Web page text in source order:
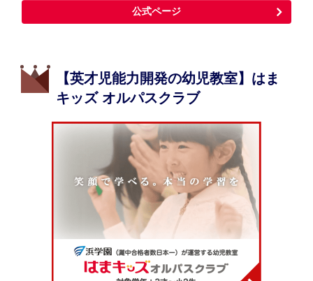
公式ページ
【英才児能力開発の幼児教室】はま
キッズ オルパスクラブ